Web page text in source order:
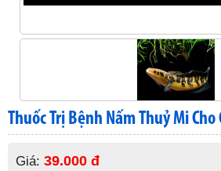
Thuốc Trị Bệnh Nấm Thuỷ Mi Cho
Giá: 39.000 đ